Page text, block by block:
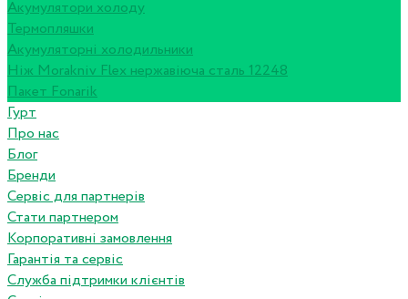
Акумулятори холоду
Термопляшки
Акумуляторні холодильники
Ніж Morakniv Flex нержавіюча сталь 12248
Пакет Fonarik
Гурт
Про нас
Блог
Бренди
Сервіс для партнерів
Стати партнером
Корпоративні замовлення
Гарантія та сервіс
Служба підтримки клієнтів